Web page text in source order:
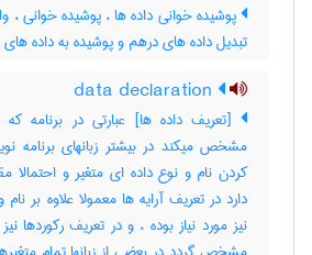
تبدیل داده های درهم و پوشیده به داده
[تعریف داده ها] عبارتی در برنامه
مشخص میکند در بیشتر زبانهای
کردن نام و نوع داده ای متغیر و احتمالا
دارد در تعریف آرایه ها معمولا علاوه بر
نیز مورد نیاز بوده ، و در تعریف رکوردها